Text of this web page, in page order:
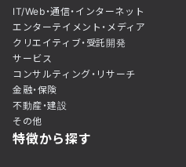
IT/Web・通信・インターネット
エンターテイメント・メディア
クリエイティブ・受託開発
サービス
コンサルティング・リサーチ
金融・保険
不動産・建設
その他
特徴から探す